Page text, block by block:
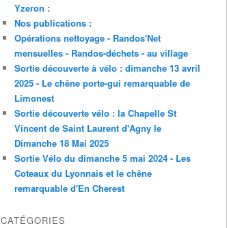
Yzeron :
Nos publications :
Opérations nettoyage - Randos'Net
mensuelles - Randos-déchets - au village
Sortie découverte à vélo : dimanche 13 avril
2025 - Le chêne porte-gui remarquable de
Limonest
Sortie découverte vélo : la Chapelle St
Vincent de Saint Laurent d'Agny le
Dimanche 18 Mai 2025
Sortie Vélo du dimanche 5 mai 2024 - Les
Coteaux du Lyonnais et le chêne
remarquable d'En Cherest
CATÉGORIES